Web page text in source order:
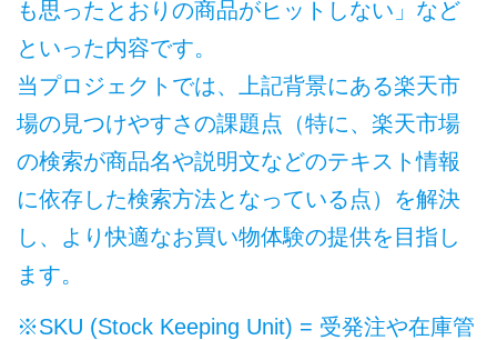
も思ったとおりの商品がヒットしない」など
といった内容です。
当プロジェクトでは、上記背景にある楽天市
場の見つけやすさの課題点（特に、楽天市場
の検索が商品名や説明文などのテキスト情報
に依存した検索方法となっている点）を解決
し、より快適なお買い物体験の提供を目指し
ます。
※SKU (Stock Keeping Unit) = 受発注や在庫管